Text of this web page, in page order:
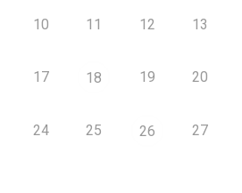
10 11 12 13
17 18 19 20
24 25 26 27